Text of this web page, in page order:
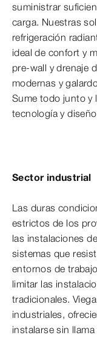
suministrar
carga. Nuestras
refrigeración
ideal de confort y
pre-wall y drenaje
modernas y
Sume todo junto y
tecnología y
Sector industrial
Las duras
estrictos de los
las instalaciones
sistemas que
entornos de
limitar las
tradicionales.
industriales,
instalarse sin